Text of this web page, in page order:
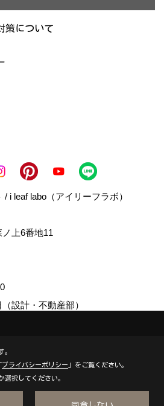
策について
i leaf labo（アイリーフラボ）
ノ上6番地11
設計・不動産部）
Rights Reserved.
ト
。
プライバシーポリシー 」をご覧ください。
選択してください。